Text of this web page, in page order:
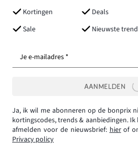
Kortingen
Deals
Sale
Nieuwste
Je e-mailadres *
AANMELDEN
Ja, ik wil me abonneren op de bonprix
kortingscodes, trends & aanbiedingen.
afmelden voor de nieuwsbrief: hierof
Privacy policy